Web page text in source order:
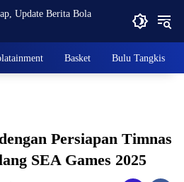
Basket Bulu Tangkis
Persiapan Timnas
SEA Games 2025